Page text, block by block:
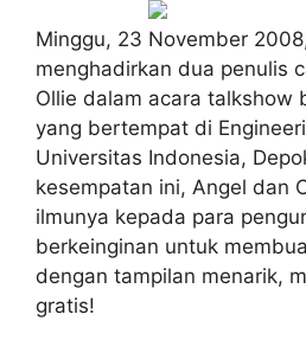
Minggu, 23 November
menghadirkan dua penulis
Ollie dalam acara talkshow
yang bertempat di
Universitas Indonesia,
kesempatan ini, Angel dan
ilmunya kepada para
berkeinginan untuk
dengan tampilan menarik,
gratis!